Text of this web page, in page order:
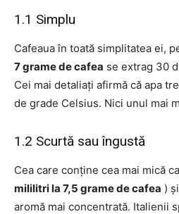
1.1 Simplu
Cafeaua în toată simplitatea ei,
7 grame de cafea se extrag 30
Cei mai detaliați afirmă că apa
de grade Celsius. Nici unul mai
1.2 Scurtă sau îngustă
Cea care conține cea mai mică
mililitri la 7,5 grame de cafea )
aromă mai concentrată. Italienii